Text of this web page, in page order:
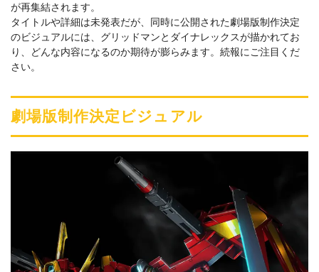
が再集結されます。
タイトルや詳細は未発表だが、同時に公開された劇場版制作決定
のビジュアルには、グリッドマンとダイナレックスが描かれてお
り、どんな内容になるのか期待が膨らみます。続報にご注目くだ
さい。
劇場版制作決定ビジュアル